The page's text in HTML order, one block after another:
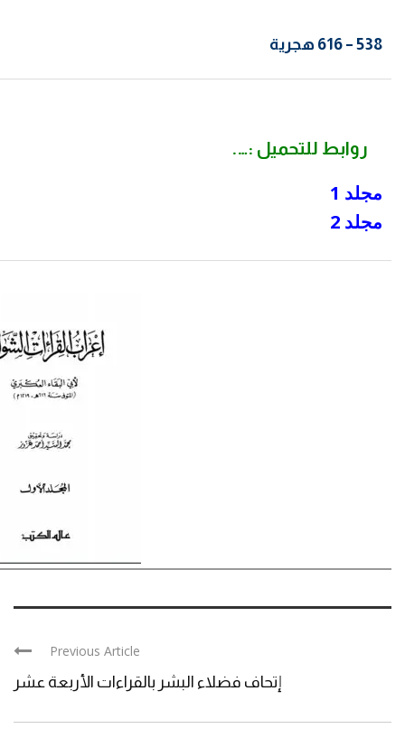
538 – 616 هجرية
روابط للتحميل :….
مجلد 1
مجلد 2
Previous Article
إتحاف فضلاء البشر بالقراءات الأربعة عشر